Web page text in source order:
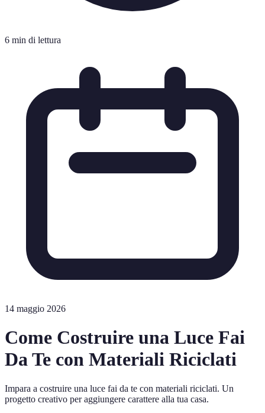
6 min di lettura
14 maggio 2026
Come Costruire una Luce Fai
Da Te con Materiali Riciclati
Impara a costruire una luce fai da te con materiali riciclati. Un
progetto creativo per aggiungere carattere alla tua casa.